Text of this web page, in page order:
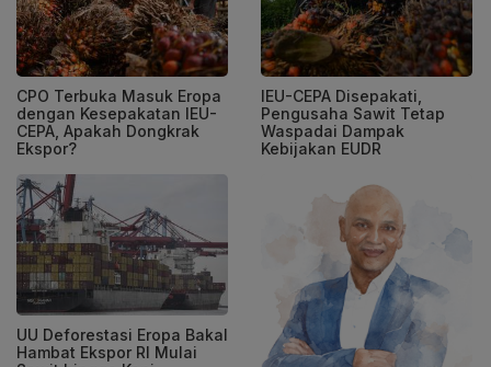
CPO Terbuka Masuk Eropa
dengan Kesepakatan IEU-
CEPA, Apakah Dongkrak
Ekspor?
IEU-CEPA Disepakati,
Pengusaha Sawit Tetap
Waspadai Dampak
Kebijakan EUDR
UU Deforestasi Eropa Bakal
Hambat Ekspor RI Mulai